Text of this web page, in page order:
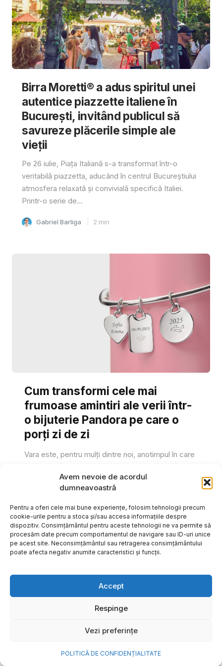
Avem nevoie de acordul
dumneavoastră
Pentru a oferi cele mai bune experiențe, folosim tehnologii precum
cookie-urile pentru a stoca și/sau accesa informațiile despre
dispozitiv. Consimțământul pentru aceste tehnologii ne va permite să
procesăm date precum comportamentul de navigare sau ID-uri unice
pe acest site. Neconsimțământul sau retragerea consimțământului
poate afecta negativ anumite caracteristici și funcții.
Accept
Respinge
Vezi preferințe
POLITICĂ DE CONFIDENȚIALITATE
Birra Moretti® a adus spiritul unei
autentice piazzette italiene în
București, invitând publicul să
savureze plăcerile simple ale
vieții
Pe 26 iulie, Piața Italiană s-a transformat într-o
veritabilă piazzetta, aducând în centrul Bucureștiului
atmosfera relaxată și convivială specifică Italiei.
Printr-o serie de...
Gabriel Barliga 2 min
Cum transformi cele mai
frumoase amintiri ale verii într-
o bijuterie Pandora pe care o
porți zi de zi
Vara este, pentru mulți dintre noi, anotimpul în care
se întâmplă cele mai importante lucruri. Plecăm în
vacanțe pe care le planificăm luni...
Cristiana Todiresei
NOVA Power & Gas: un program